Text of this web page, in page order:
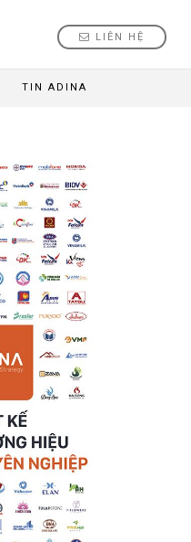
LIÊN HỆ
TIN ADINA